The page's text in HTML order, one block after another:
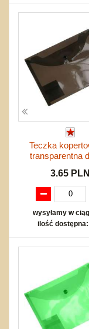
Teczka
transparentna
3.65 PLN
wysyłamy w
ilość